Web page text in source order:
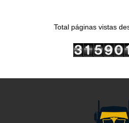
Total páginas vistas